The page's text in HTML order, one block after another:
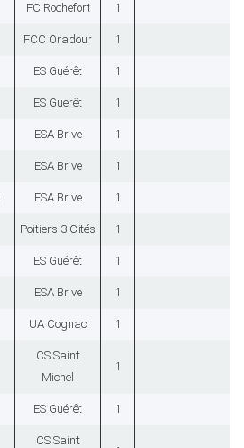
FC Rochefort 1
FCC Oradour 1
ES Guérêt 1
ES Guerêt 1
ESA Brive 1
ESA Brive 1
ESA Brive 1
Poitiers 3 Cités 1
ES Guérêt 1
ESA Brive 1
UA Cognac 1
CS Saint
Michel
1
ES Guérêt 1
CS Saint